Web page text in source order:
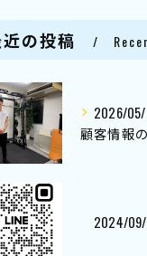
の投稿
2026/
顧客情報
2024/